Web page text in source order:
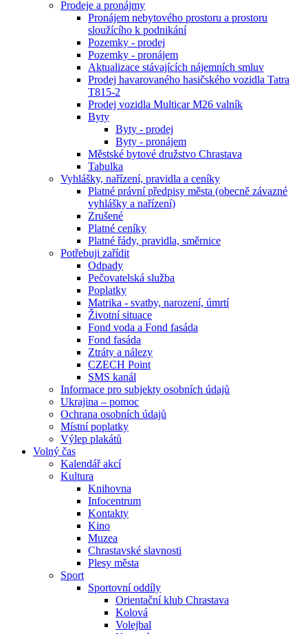
Prodeje a pronájmy
Pronájem nebytového prostoru a prostoru
sloužícího k podnikání
Pozemky - prodej
Pozemky - pronájem
Aktualizace stávajících nájemních smluv
Prodej havarovaného hasičského vozidla Tatra
T815-2
Prodej vozidla Multicar M26 valník
Byty
Byty - prodej
Byty - pronájem
Městské bytové družstvo Chrastava
Tabulka
Vyhlášky, nařízení, pravidla a ceníky
Platné právní předpisy města (obecně závazné
vyhlášky a nařízení)
Zrušené
Platné ceníky
Platné řády, pravidla, směrnice
Potřebuji zařídit
Odpady
Pečovatelská služba
Poplatky
Matrika - svatby, narození, úmrtí
Životní situace
Fond voda a Fond fasáda
Fond fasáda
Ztráty a nálezy
CZECH Point
SMS kanál
Informace pro subjekty osobních údajů
Ukrajina – pomoc
Ochrana osobních údajů
Místní poplatky
Výlep plakátů
Volný čas
Kalendář akcí
Kultura
Knihovna
Infocentrum
Kontakty
Kino
Muzea
Chrastavské slavnosti
Plesy města
Sport
Sportovní oddíly
Orientační klub Chrastava
Kolová
Volejbal